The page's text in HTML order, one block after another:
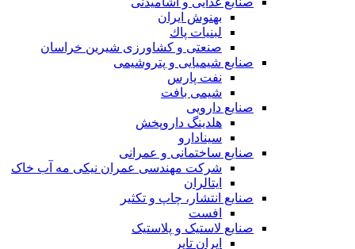
بهنوش ایران
لبنيات پاك
صنعتی و کشاورزی شیرین خراسان
صنایع شیمیایی و پتروشیمی
نفت پارس
شیمی بافت
صنایع دارویی
هلدینگ داروپخش
سینادارو
صنایع ساختمانی و عمرانی
شرکت مهندسی عمران نیکی مه آب خاک
ایتالران
صنایع انتشار، چاپ و تکثير
افست
صنایع لاستیک و پلاستیک
ایران تایر